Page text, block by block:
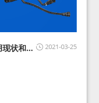
2021-03-25
状和展